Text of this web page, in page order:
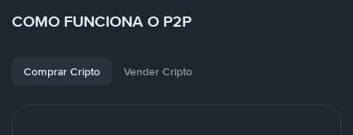
COMO FUNCIONA O P2P
Comprar Cripto Vender Cripto